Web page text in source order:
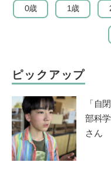
0歳 1歳
ピックアップ
「自
部科
さん